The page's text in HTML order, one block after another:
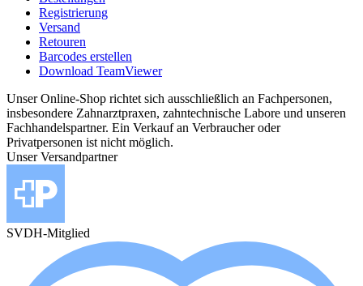
Registrierung
Versand
Retouren
Barcodes erstellen
Download TeamViewer
Unser Online-Shop richtet sich ausschließlich an Fachpersonen,
insbesondere Zahnarztpraxen, zahntechnische Labore und unseren
Fachhandelspartner. Ein Verkauf an Verbraucher oder
Privatpersonen ist nicht möglich.
Unser Versandpartner
SVDH-Mitglied